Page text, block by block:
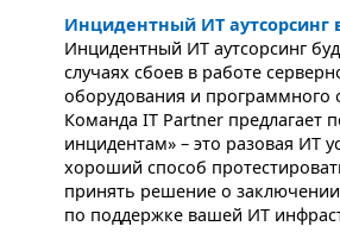
Инцидентный ИТ аутсорсинг
Инцидентный ИТ аутсорсинг
случаях сбоев в работе
оборудования и программного
Команда IT Partner предлагает
инцидентам» – это разовая ИТ
хороший способ
принять решение о
по поддержке вашей ИТ